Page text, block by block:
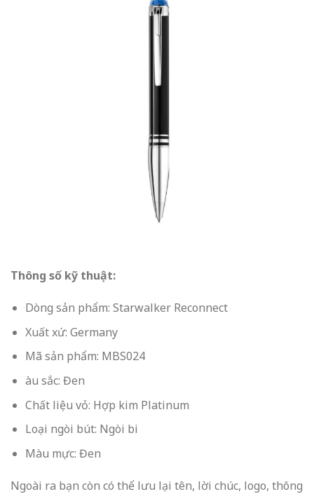
Thông số kỹ thuật:
Dòng sản phẩm: Starwalker Reconnect
Xuất xứ: Germany
Mã sản phẩm: MBS024
àu sắc: Đen
Chất liệu vỏ: Hợp kim Platinum
Loại ngòi bút: Ngòi bi
Màu mực: Đen
Ngoài ra bạn còn có thể lưu lại tên, lời chúc, logo, thông